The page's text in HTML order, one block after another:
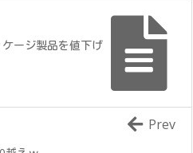
ージ製品を値下げ
Prev